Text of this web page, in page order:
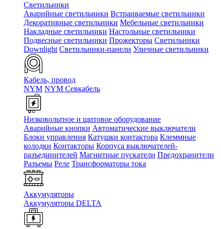
Светильники
Аварийные светильники Встраиваемые светильники
Декоративные светильники Мебельные светильники
Накладные светильники Настольные светильники
Подвесные светильники Прожекторы Светильники
Downlight Светильники-панели Уличные светильники
Кабель, провод
NYM NYM Севкабель
Низковольтное и щитовое оборудование
Аварийные кнопки Автоматические выключатели
Блоки управления Катушки контактора Клеммные
колодки Контакторы Корпуса выключателей-
разъединителей Магнитные пускатели Предохранители
Разъемы Реле Трансформаторы тока
Аккумуляторы
Аккумуляторы DELTA